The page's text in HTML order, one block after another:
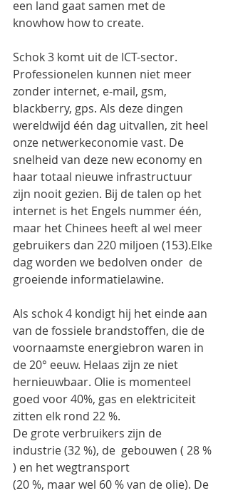
een land gaat samen met de
knowhow how to create.
Schok 3 komt uit de ICT-sector.
Professionelen kunnen niet meer
zonder internet, e-mail, gsm,
blackberry, gps. Als deze dingen
wereldwijd één dag uitvallen, zit heel
onze netwerkeconomie vast. De
snelheid van deze new economy en
haar totaal nieuwe infrastructuur
zijn nooit gezien. Bij de talen op het
internet is het Engels nummer één,
maar het Chinees heeft al wel meer
gebruikers dan 220 miljoen (153).Elke
dag worden we bedolven onder  de
groeiende informatielawine.
Als schok 4 kondigt hij het einde aan
van de fossiele brandstoffen, die de
voornaamste energiebron waren in
de 20° eeuw. Helaas zijn ze niet
hernieuwbaar. Olie is momenteel
goed voor 40%, gas en elektriciteit
zitten elk rond 22 %.
De grote verbruikers zijn de
industrie (32 %), de  gebouwen ( 28 %
) en het wegtransport
(20 %, maar wel 60 % van de olie). De